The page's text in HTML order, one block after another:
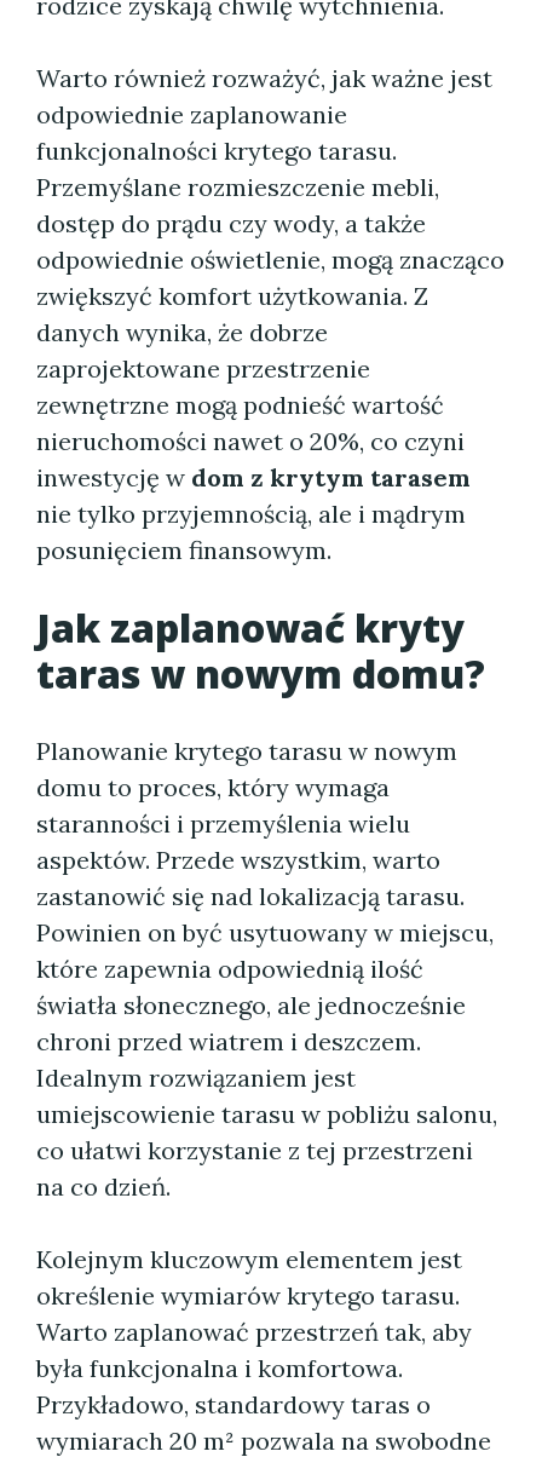
Warto również rozważyć, jak ważne jest
odpowiednie zaplanowanie
funkcjonalności krytego tarasu.
Przemyślane rozmieszczenie mebli,
dostęp do prądu czy wody, a także
odpowiednie oświetlenie, mogą znacząco
zwiększyć komfort użytkowania. Z
danych wynika, że dobrze
zaprojektowane przestrzenie
zewnętrzne mogą podnieść wartość
nieruchomości nawet o 20%, co czyni
inwestycję w dom z krytym tarasem
nie tylko przyjemnością, ale i mądrym
posunięciem finansowym.
Jak zaplanować kryty
taras w nowym domu?
Planowanie krytego tarasu w nowym
domu to proces, który wymaga
staranności i przemyślenia wielu
aspektów. Przede wszystkim, warto
zastanowić się nad lokalizacją tarasu.
Powinien on być usytuowany w miejscu,
które zapewnia odpowiednią ilość
światła słonecznego, ale jednocześnie
chroni przed wiatrem i deszczem.
Idealnym rozwiązaniem jest
umiejscowienie tarasu w pobliżu salonu,
co ułatwi korzystanie z tej przestrzeni
na co dzień.
Kolejnym kluczowym elementem jest
określenie wymiarów krytego tarasu.
Warto zaplanować przestrzeń tak, aby
była funkcjonalna i komfortowa.
Przykładowo, standardowy taras o
wymiarach 20 m² pozwala na swobodne